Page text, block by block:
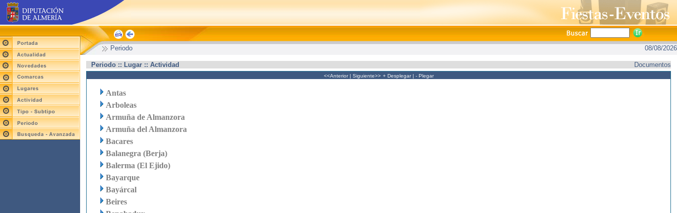
Periodo 08/08/2026
Periodo :: Lugar :: Actividad Documentos
<<Anterior| Siguiente>> + Desplegar| - Plegar
Antas
Arboleas
Armuña de Almanzora
Armuña del Almanzora
Bacares
Balanegra (Berja)
Balerma (El Ejido)
Bayarque
Bayárcal
Beires